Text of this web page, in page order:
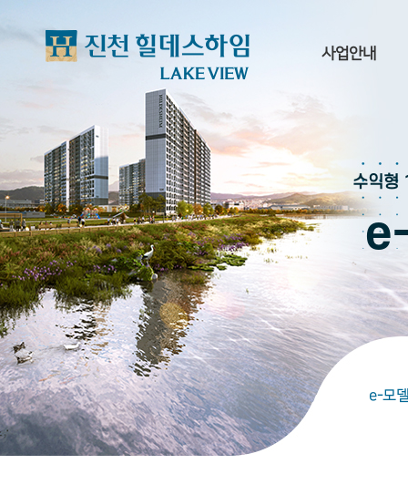
사업안내
사업개요
입지환경
프리미엄
오시는길
단
수익형
e-모